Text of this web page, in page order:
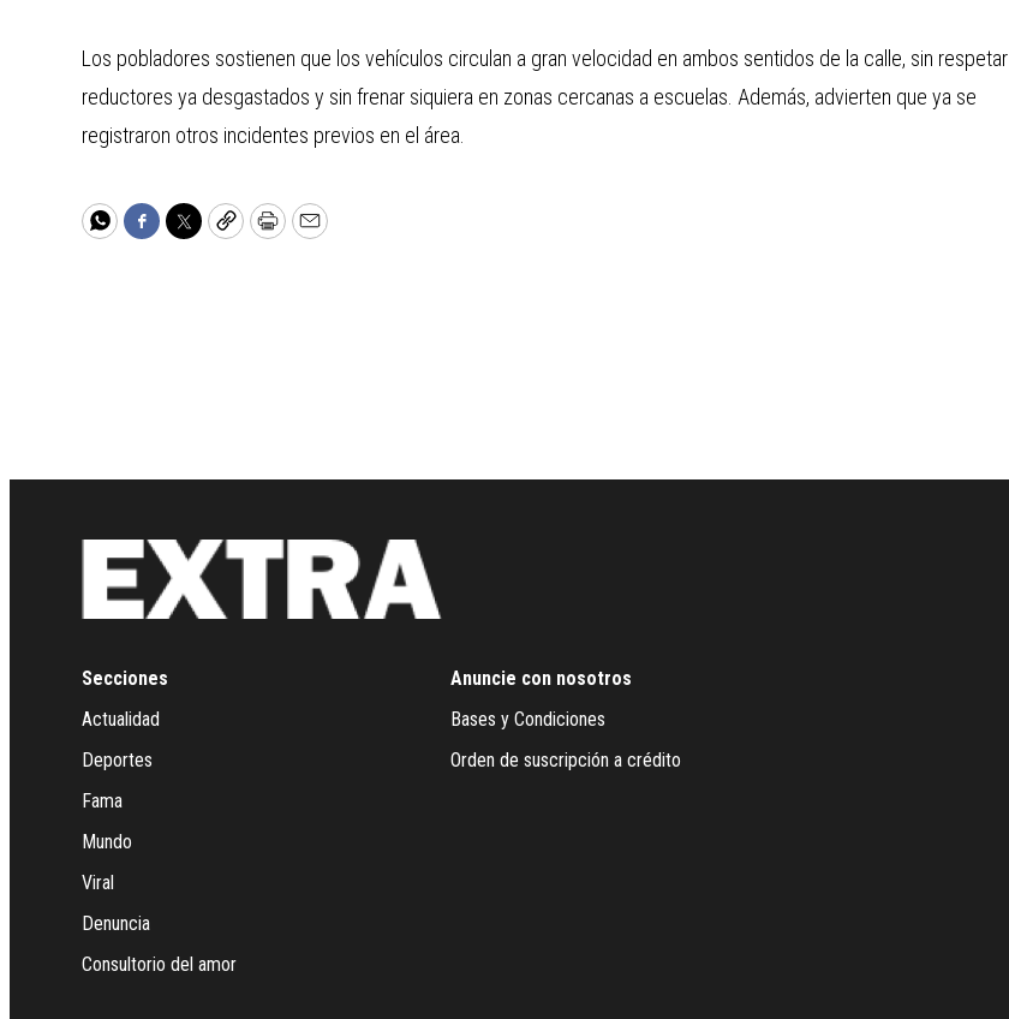
Los pobladores sostienen que los vehículos circulan a gran velocidad en ambos sentidos de la calle, sin respetar
reductores ya desgastados y sin frenar siquiera en zonas cercanas a escuelas. Además, advierten que ya se
registraron otros incidentes previos en el área.
WhatsApp
Facebook
TwitterCopyPrintEmail
Secciones
Actualidad
Deportes
Fama
Mundo
Viral
Denuncia
Consultorio del amor
Anuncie con nosotros
Bases y Condiciones
Orden de suscripción a crédito